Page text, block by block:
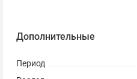
Дополнительные
Период